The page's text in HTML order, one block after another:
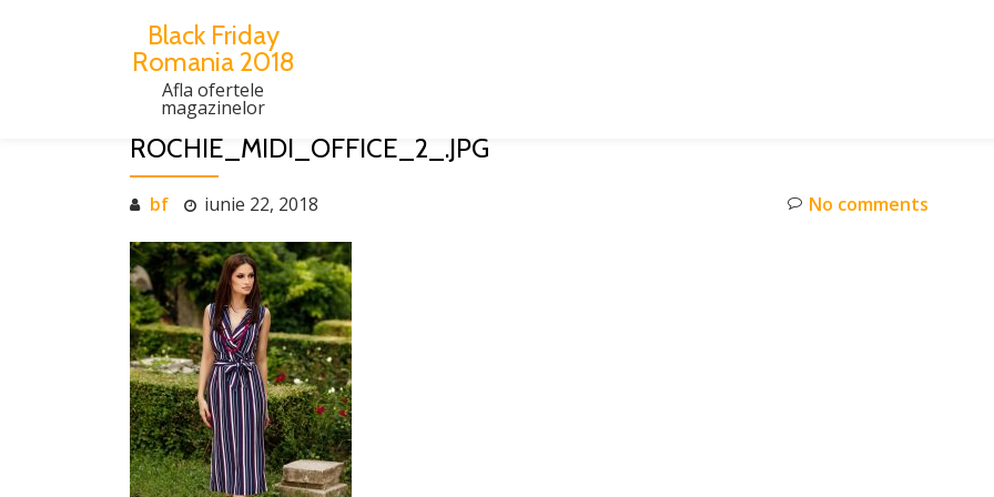
Black Friday
Romania 2018
Afla ofertele
magazinelor
ROCHIE_MIDI_OFFICE_2_.JPG
bf iunie 22, 2018 No comments